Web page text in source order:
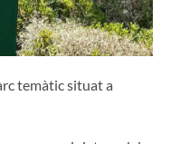
temàtic situat a